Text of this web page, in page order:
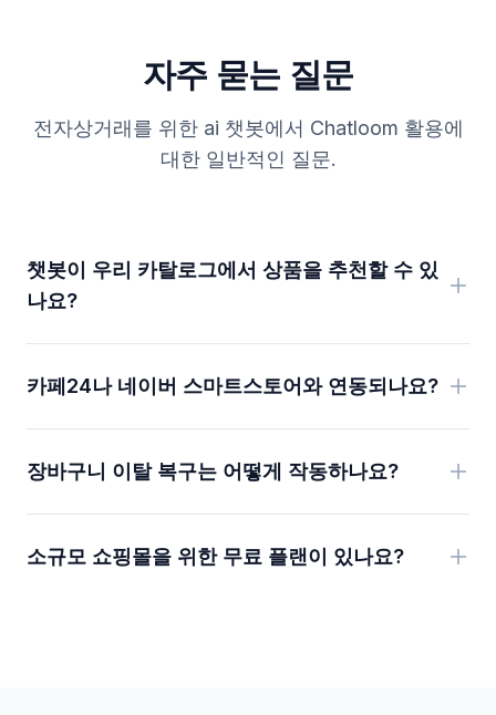
자주 묻는 질문
전자상거래를 위한 ai 챗봇에서 Chatloom 활용에
대한 일반적인 질문.
챗봇이 우리 카탈로그에서 상품을 추천할 수 있
나요?
카페24나 네이버 스마트스토어와 연동되나요?
장바구니 이탈 복구는 어떻게 작동하나요?
소규모 쇼핑몰을 위한 무료 플랜이 있나요?